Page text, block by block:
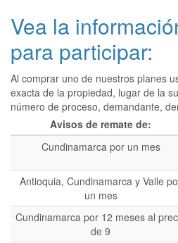
Vea la
para participar:
Al comprar uno de nuestros planes
exacta de la propiedad, lugar de la
número de proceso, demandante,
Avisos de remate de:
Cundinamarca por un mes
Antioquia, Cundinamarca y Valle
un mes
Cundinamarca por 12 meses al
de 9